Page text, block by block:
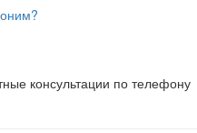
консультации по телефону